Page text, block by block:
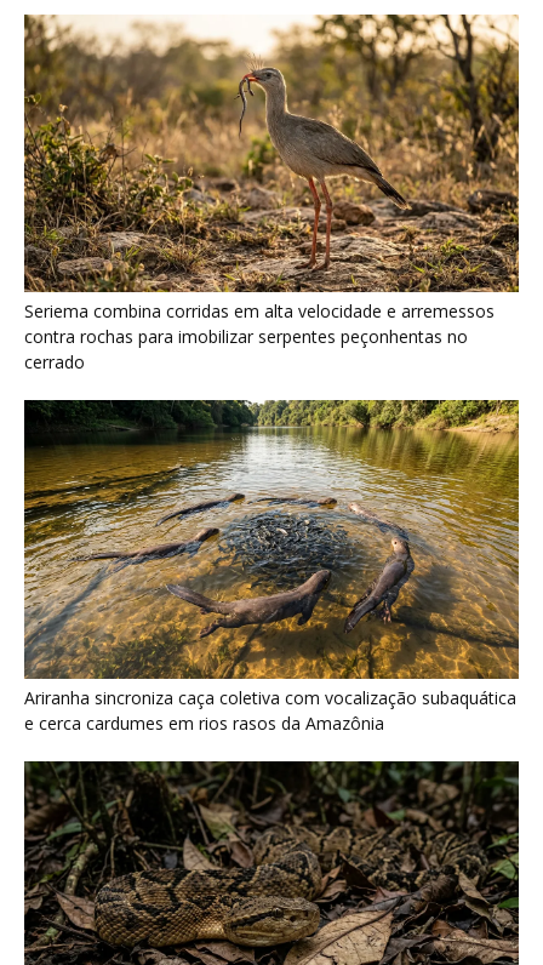
Ariranha sincroniza caça coletiva com vocalização subaquática
e cerca cardumes em rios rasos da Amazônia
Surucucu detecta calor pela fosseta loreal e prepara ataque de
emboscada no escuro da floresta
Últimas noticias
Araponga combina caixa torácica adaptada e
canto metálico para alcançar a...
7 de agosto de 2026